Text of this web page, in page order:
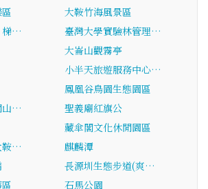
大鞍竹海風景區
梯…
臺灣大學實驗林管理…
大崙山觀霧亭
小半天旅遊服務中心…
鳳凰谷鳥園生態園區
山…
聖義廟紅旗公
藏傘閣文化休閒園區
鞍…
麒麟潭
長源圳生態步道(爽…
石馬公園